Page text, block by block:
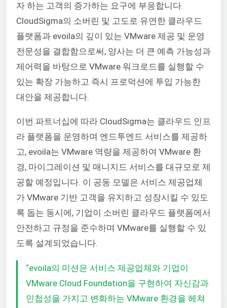
자 하는 고객의 증가하는 요구에 부응합니다.
CloudSigma의 소버린 및 고도로 유연한 클라우드
플랫폼과 evoila의 깊이 있는 VMware 제공 및 운영
전문성을 결합함으로써, 양사는 더 큰 예측 가능성과
제어력을 바탕으로 VMware 워크로드를 실행할 수
있는 확장 가능하고 즉시 프로덕션에 투입 가능한
대안을 제공합니다.
이번 파트너십에 따라 CloudSigma는 클라우드 인프
라 플랫폼을 운영하며 엔드투엔드 서비스를 제공하
고, evoila는 VMware 역량을 제공하여 VMware 환
경, 마이그레이션 및 매니지드 서비스를 대규모로 제
공할 예정입니다. 이 공동 모델은 서비스 제공업체
가 VMware 기반 고객을 유지하고 성장시킬 수 있도
록 돕는 동시에, 기업이 소버린 클라우드 플랫폼에서
안전하고 규정을 준수하며 VMware를 실행할 수 있
도록 설계되었습니다.
“evoila의 미션은 서비스 제공업체와 기업이
VMware Cloud Foundation을 구현하여 자신감과
민첩성을 가지고 변화하는 VMware 환경을 헤쳐